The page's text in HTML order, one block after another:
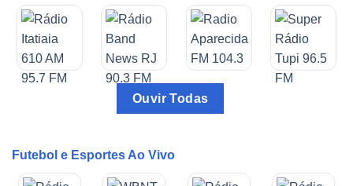
Ouvir Todas
Futebol e Esportes Ao Vivo